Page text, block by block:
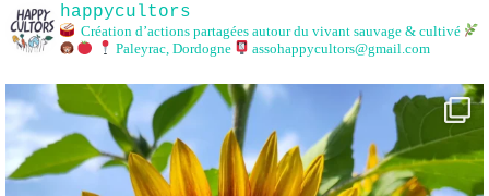
happycultors
Création d’actions partagées autour du vivant sauvage & cultivé
Paleyrac, Dordogne
assohappycultors@gmail.com